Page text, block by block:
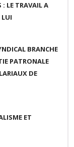
: LE TRAVAIL A
LUI
BRANCHE
PATRONALE
DE
ET